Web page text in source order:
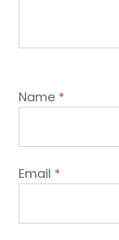
Name *
Email *